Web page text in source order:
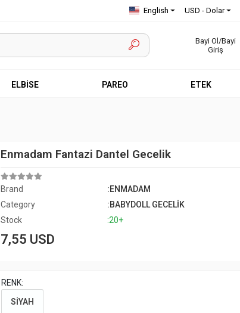
English USD - Dolar
Bayi Ol/Bayi
Giriş
ELBİSE PAREO ETEK
Enmadam Fantazi Dantel Gecelik
Brand
:ENMADAM
Category
:BABYDOLL GECELİK
Stock
:20+
7,55 USD
RENK:
SİYAH